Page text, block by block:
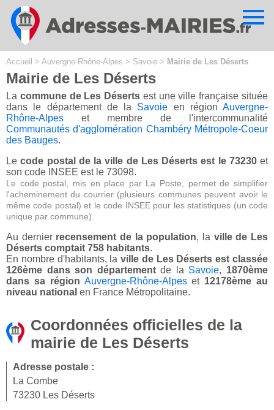
Accueil > Auvergne-Rhône-Alpes > Savoie > Mairie de Les Déserts
Mairie de Les Déserts
La commune de Les Déserts est une ville française située
dans le département de la Savoie en région Auvergne-
Rhône-Alpes et membre de l'intercommunalité
Communautés d'agglomération Chambéry Métropole-Coeur
des Bauges.
Lecode postal de la ville de Les Déserts est le 73230et
son code INSEE est le 73098.
Le code postal, mis en place par La Poste, permet de simplifier
l'acheminement du courrier (plusieurs communes peuvent avoir le
même code postal) et le code INSEE pour les statistiques (un code
unique par commune).
Au dernier recensement de la population, la ville de Les
Déserts comptait 758 habitants.
En nombre d'habitants, laville de Les Déserts est classée
126ème dans son départementde la Savoie, 1870ème
dans sa région Auvergne-Rhône-Alpeset 12178ème au
niveau national en France Métropolitaine.
Coordonnées officielles de la
mairie de Les Déserts
Adresse postale :
La Combe
73230 Les Déserts
Cookies management panel